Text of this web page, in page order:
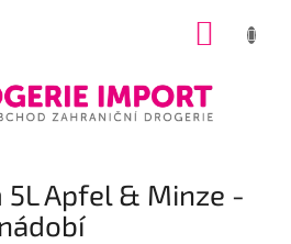
5L Apfel & Minze -